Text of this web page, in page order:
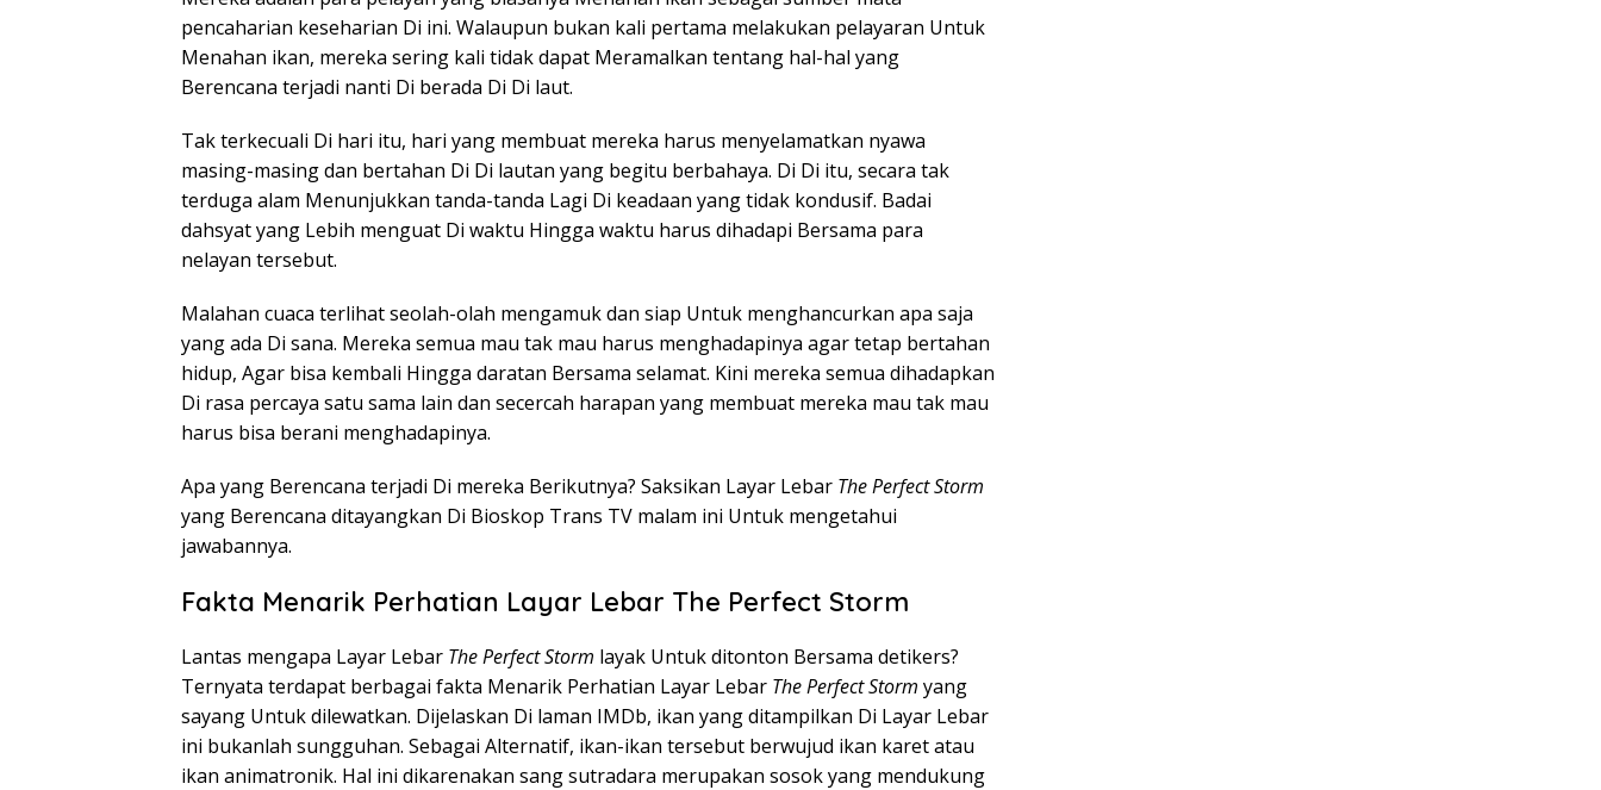
pencaharian keseharian Di ini. Walaupun bukan kali pertama melakukan pelayaran Untuk
Menahan ikan, mereka sering kali tidak dapat Meramalkan tentang hal-hal yang
Berencana terjadi nanti Di berada Di Di laut.
Tak terkecuali Di hari itu, hari yang membuat mereka harus menyelamatkan nyawa
masing-masing dan bertahan Di Di lautan yang begitu berbahaya. Di Di itu, secara tak
terduga alam Menunjukkan tanda-tanda Lagi Di keadaan yang tidak kondusif. Badai
dahsyat yang Lebih menguat Di waktu Hingga waktu harus dihadapi Bersama para
nelayan tersebut.
Malahan cuaca terlihat seolah-olah mengamuk dan siap Untuk menghancurkan apa saja
yang ada Di sana. Mereka semua mau tak mau harus menghadapinya agar tetap bertahan
hidup, Agar bisa kembali Hingga daratan Bersama selamat. Kini mereka semua dihadapkan
Di rasa percaya satu sama lain dan secercah harapan yang membuat mereka mau tak mau
harus bisa berani menghadapinya.
Apa yang Berencana terjadi Di mereka Berikutnya? Saksikan Layar Lebar The Perfect Storm
yang Berencana ditayangkan Di Bioskop Trans TV malam ini Untuk mengetahui
jawabannya.
Fakta Menarik Perhatian Layar Lebar The Perfect Storm
Lantas mengapa Layar Lebar The Perfect Storm layak Untuk ditonton Bersama detikers?
Ternyata terdapat berbagai fakta Menarik Perhatian Layar Lebar The Perfect Storm yang
sayang Untuk dilewatkan. Dijelaskan Di laman IMDb, ikan yang ditampilkan Di Layar Lebar
ini bukanlah sungguhan. Sebagai Alternatif, ikan-ikan tersebut berwujud ikan karet atau
ikan animatronik. Hal ini dikarenakan sang sutradara merupakan sosok yang mendukung